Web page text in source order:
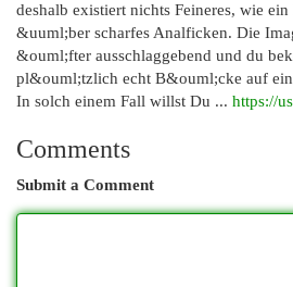
deshalb existiert nichts Feineres, wie
&uuml;ber scharfes Analficken. Die
&ouml;fter ausschlaggebend und du
pl&ouml;tzlich echt B&ouml;cke auf
In solch einem Fall willst Du ... https://
Comments
Submit a Comment